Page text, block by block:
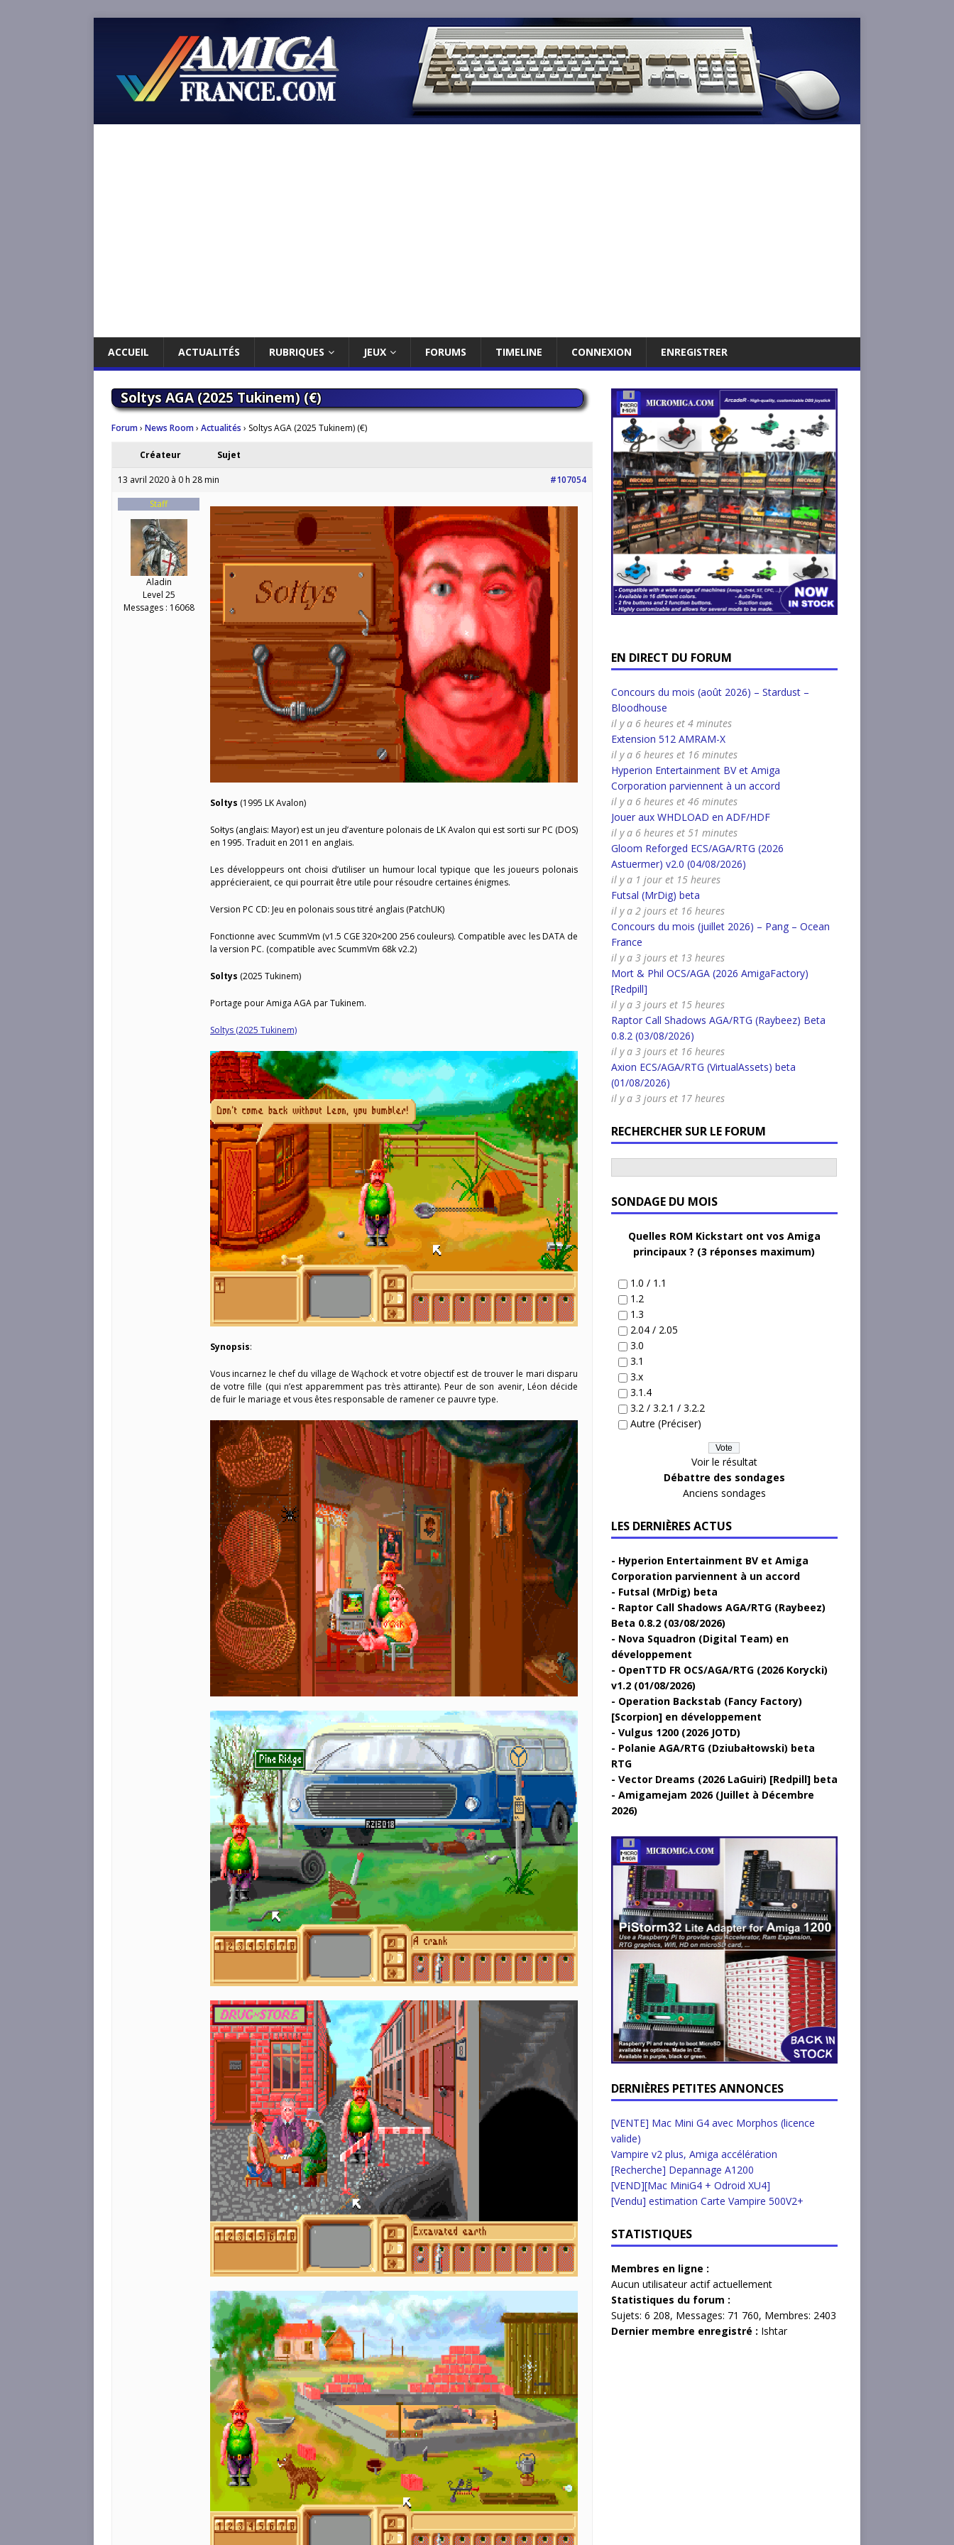
ACCUEIL ACTUALITÉS RUBRIQUES JEUX FORUMS TIMELINE CONNEXION ENREGISTRER
Soltys AGA (2025 Tukinem) (€)
Forum› News Room› Actualités › Soltys AGA (2025 Tukinem) (€)
Créateur Sujet
13 avril 2020 à 0 h 28 min
#107054
Staff
Aladin
Level 25
Messages : 16068
Soltys (1995 LK Avalon)
Sołtys (anglais: Mayor) est un jeu d’aventure polonais de LK Avalon qui est sorti sur PC (DOS)
en 1995. Traduit en 2011 en anglais.
Les développeurs ont choisi d’utiliser un humour local typique que les joueurs polonais
apprécieraient, ce qui pourrait être utile pour résoudre certaines énigmes.
Version PC CD: Jeu en polonais sous titré anglais (PatchUK)
Fonctionne avec ScummVm (v1.5 CGE 320×200 256 couleurs). Compatible avec les DATA de
la version PC. (compatible avec ScummVm 68k v2.2)
Soltys (2025 Tukinem)
Portage pour Amiga AGA par Tukinem.
Soltys (2025 Tukinem)
Synopsis:
Vous incarnez le chef du village de Wąchock et votre objectif est de trouver le mari disparu
de votre fille (qui n’est apparemment pas très attirante). Peur de son avenir, Léon décide
de fuir le mariage et vous êtes responsable de ramener ce pauvre type.
EN DIRECT DU FORUM
Concours du mois (août 2026) – Stardust –
Bloodhouse
il y a 6 heures et 4 minutes
Extension 512 AMRAM-X
il y a 6 heures et 16 minutes
Hyperion Entertainment BV et Amiga
Corporation parviennent à un accord
il y a 6 heures et 46 minutes
Jouer aux WHDLOAD en ADF/HDF
il y a 6 heures et 51 minutes
Gloom Reforged ECS/AGA/RTG (2026
Astuermer) v2.0 (04/08/2026)
il y a 1 jour et 15 heures
Futsal (MrDig) beta
il y a 2 jours et 16 heures
Concours du mois (juillet 2026) – Pang – Ocean
France
il y a 3 jours et 13 heures
Mort & Phil OCS/AGA (2026 AmigaFactory)
[Redpill]
il y a 3 jours et 15 heures
Raptor Call Shadows AGA/RTG (Raybeez) Beta
0.8.2 (03/08/2026)
il y a 3 jours et 16 heures
Axion ECS/AGA/RTG (VirtualAssets) beta
(01/08/2026)
il y a 3 jours et 17 heures
RECHERCHER SUR LE FORUM
SONDAGE DU MOIS
Quelles ROM Kickstart ont vos Amiga
principaux ? (3 réponses maximum)
1.0 / 1.1
1.2
1.3
2.04 / 2.05
3.0
3.1
3.x
3.1.4
3.2 / 3.2.1 / 3.2.2
Autre (Préciser)
Voir le résultat
Débattre des sondages
Anciens sondages
LES DERNIÈRES ACTUS
Hyperion Entertainment BV et Amiga
Corporation parviennent à un accord
Futsal (MrDig) beta
Raptor Call Shadows AGA/RTG (Raybeez)
Beta 0.8.2 (03/08/2026)
Nova Squadron (Digital Team) en
développement
OpenTTD FR OCS/AGA/RTG (2026 Korycki)
v1.2 (01/08/2026)
Operation Backstab (Fancy Factory)
[Scorpion] en développement
Vulgus 1200 (2026 JOTD)
Polanie AGA/RTG (Dziubałtowski) beta
RTG
Vector Dreams (2026 LaGuiri) [Redpill] beta
Amigamejam 2026 (Juillet à Décembre
2026)
DERNIÈRES PETITES ANNONCES
[VENTE] Mac Mini G4 avec Morphos (licence
valide)
Vampire v2 plus, Amiga accélération
[Recherche] Depannage A1200
[VEND][Mac MiniG4 + Odroid XU4]
[Vendu] estimation Carte Vampire 500V2+
STATISTIQUES
Membres en ligne :
Aucun utilisateur actif actuellement
Statistiques du forum :
Sujets: 6 208, Messages: 71 760, Membres: 2403
Dernier membre enregistré : Ishtar